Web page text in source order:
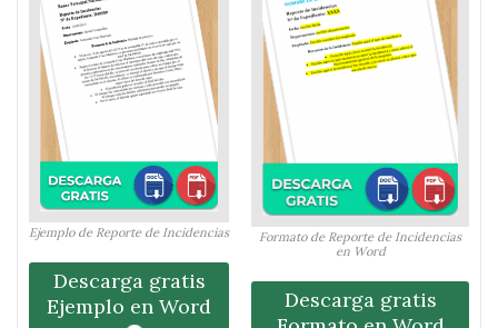
Ejemplo de Reporte de Incidencias
Descarga gratis
Ejemplo en Word
Formato de Reporte de Incidencias
en Word
Descarga gratis